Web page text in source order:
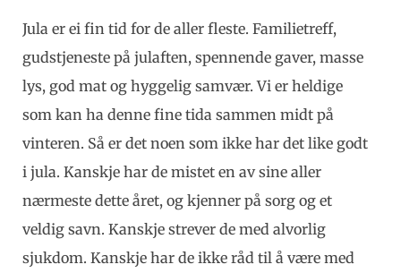
Jula er ei fin tid for de aller fleste. Familietreff,
gudstjeneste på julaften, spennende gaver, masse
lys, god mat og hyggelig samvær. Vi er heldige
som kan ha denne fine tida sammen midt på
vinteren. Så er det noen som ikke har det like godt
i jula. Kanskje har de mistet en av sine aller
nærmeste dette året, og kjenner på sorg og et
veldig savn. Kanskje strever de med alvorlig
sjukdom. Kanskje har de ikke råd til å være med